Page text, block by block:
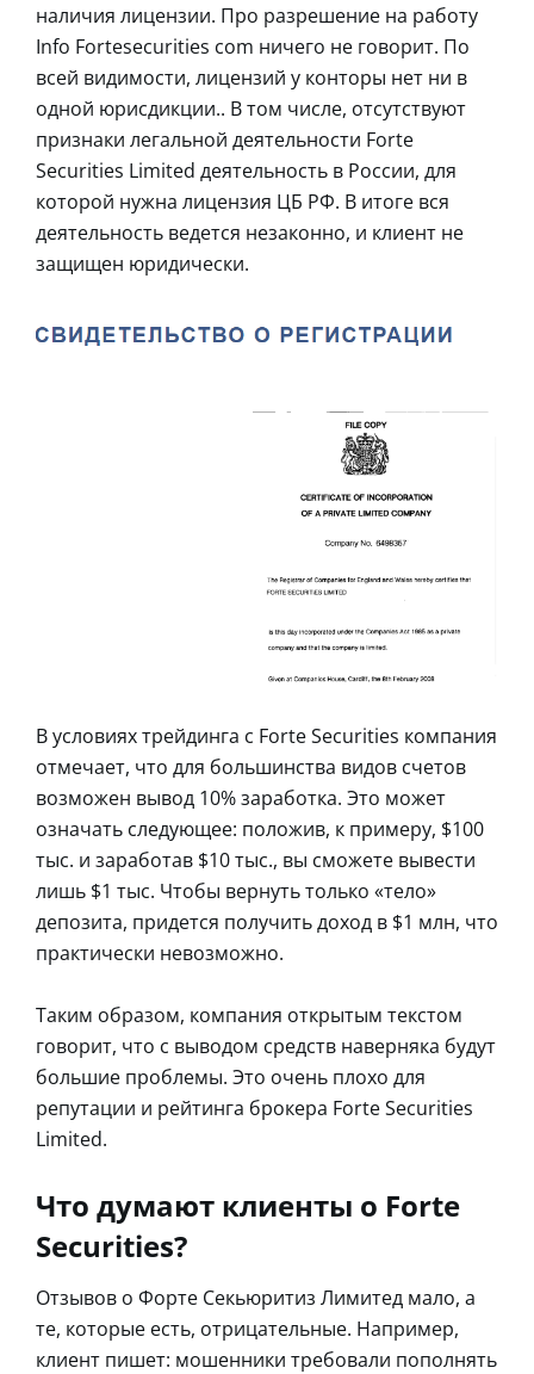
наличия лицензии. Про разрешение на работу
Info Fortesecurities com ничего не говорит. По
всей видимости, лицензий у конторы нет ни в
одной юрисдикции.. В том числе, отсутствуют
признаки легальной деятельности Forte
Securities Limited деятельность в России, для
которой нужна лицензия ЦБ РФ. В итоге вся
деятельность ведется незаконно, и клиент не
защищен юридически.
В условиях трейдинга с Forte Securities компания
отмечает, что для большинства видов счетов
возможен вывод 10% заработка. Это может
означать следующее: положив, к примеру, $100
тыс. и заработав $10 тыс., вы сможете вывести
лишь $1 тыс. Чтобы вернуть только «тело»
депозита, придется получить доход в $1 млн, что
практически невозможно.
Таким образом, компания открытым текстом
говорит, что с выводом средств наверняка будут
большие проблемы. Это очень плохо для
репутации и рейтинга брокера Forte Securities
Limited.
Что думают клиенты о Forte
Securities?
Отзывов о Форте Секьюритиз Лимитед мало, а
те, которые есть, отрицательные. Например,
клиент пишет: мошенники требовали пополнять